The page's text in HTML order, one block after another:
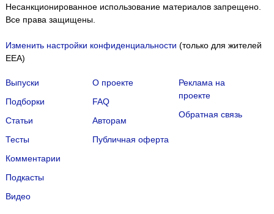
Несанкционированное использование материалов запрещено.
Все права защищены.
Изменить настройки конфиденциальности (только для жителей
EEA)
Выпуски
Подборки
Статьи
Тесты
Комментарии
Подкасты
Видео
О проекте
FAQ
Авторам
Публичная оферта
Реклама на
проекте
Обратная связь